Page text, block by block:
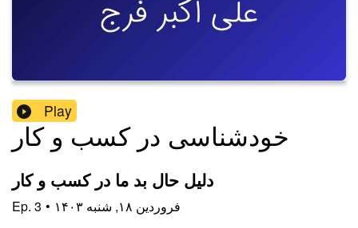
Play
خودشناسی در کسب و کار
دلیل حال بد ما در کسب و کار
Ep. 3 • ۱۴۰۳ فروردین ۱۸, شنبه